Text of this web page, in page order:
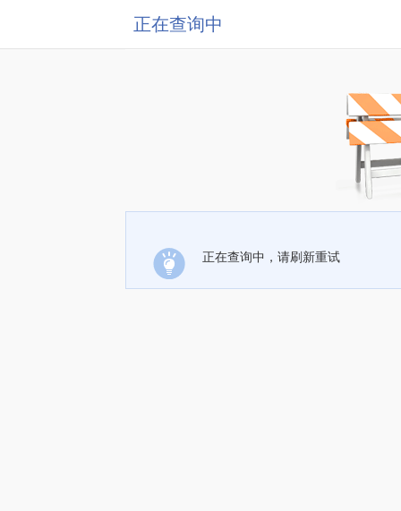
正在查询中
正在查询中，请刷新重试